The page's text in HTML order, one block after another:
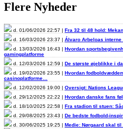
Flere Nyheder
d. 01/06/2026 22:57 | Fra 32 til 48 hold:
d. 16/03/2026 23:37 | Álvaro Arbeloas interne
d. 13/03/2026 16:43 | Hvordan
gamingplatforme
d. 12/03/2026 12:59 | De største øjeblikke i
d. 19/02/2026 23:55 | Hvordan
casinoplatforme…
d. 12/02/2026 19:00 | Oversigt: Nations
d. 29/12/2025 22:22 | Hvordan danske fans
d. 18/10/2025 22:58 | Fra stadion til stuen:
d. 29/08/2025 23:43 | De bedste fodbold-
d. 30/06/2025 19:25 | Medie: Nørgaard skal